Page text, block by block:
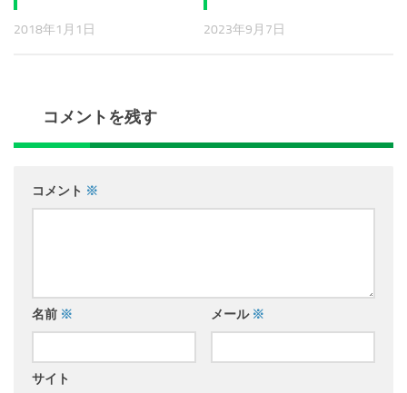
2018年1月1日 2023年9月7日
コメントを残す
コメント ※
名前 ※ メール ※
サイト